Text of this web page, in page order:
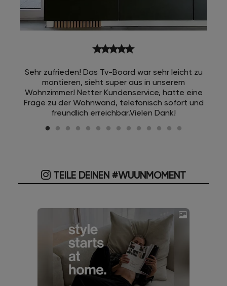
starstarstarstarstar
Sehr zufrieden! Das Tv-Board war sehr leicht zu
montieren, sieht super aus in unserem
Wohnzimmer! Netter Kundenservice, hatte eine
Frage zu der Wohnwand, telefonisch sofort und
freundlich erreichbar.Vielen Dank!
TEILE DEINEN #WUUNMOMENT